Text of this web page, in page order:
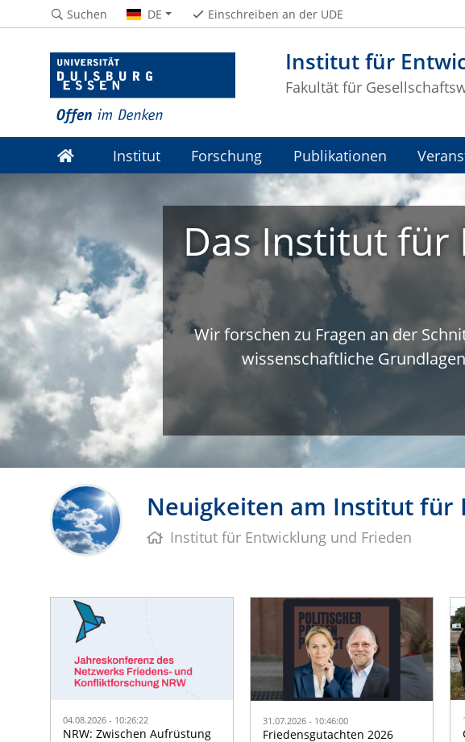
Institut für
Fakultät für
Suchen DE Einschreiben an der UDE
Institut Forschung Publikationen
Das Institut für
Wir forschen zu Fragen an der
wissenschaftliche
Neuigkeiten am Institut für
Institut für Entwicklung und Frieden
04.08.2026 - 10:26:22
NRW: Zwischen Aufrüstung
31.07.2026 - 10:46:00
Friedensgutachten 2026